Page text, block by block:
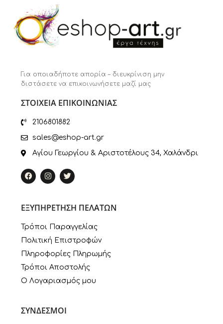
Για οποιαδήποτε απορία – διευκρίνιση μην
διστάσετε να επικοινωνήσετε μαζί μας
ΣΤΟΙΧΕΙΑ ΕΠΙΚΟΙΝΩΝΙΑΣ
2106801882
sales@eshop-art.gr
Αγίου Γεωργίου & Αριστοτέλους 34, Χαλάνδρι
ΕΞΥΠΗΡΕΤΗΣΗ ΠΕΛΑΤΩΝ
Τρόποι Παραγγελίας
Πολιτική Επιστροφών
Πληροφορίες Πληρωμής
Τρόποι Αποστολής
Ο Λογαριασμός μου
ΣΥΝΔΕΣΜΟΙ